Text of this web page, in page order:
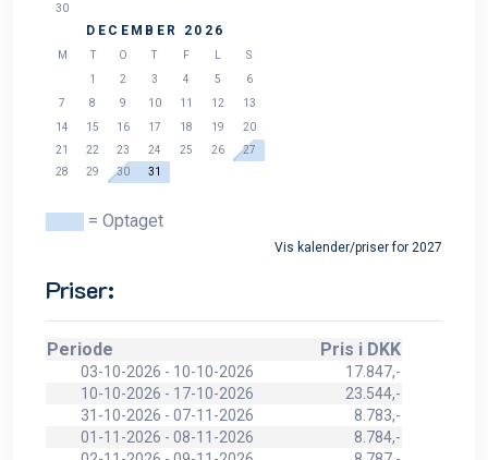
30
DECEMBER 2026
M T O T F
S
1
2 3 4 5
6
7
8 9 10 11 12
13
14
15 16 17 18 19
20
21
22 23 24 25 26
27
28
29 30 31
= Optaget
Vis kalender/priser for 2027
Priser:
Periode Pris i DKK
03-10-2026 - 10-10-2026
17.847,-
10-10-2026 - 17-10-2026
23.544,-
31-10-2026 - 07-11-2026
8.783,-
01-11-2026 - 08-11-2026
8.784,-